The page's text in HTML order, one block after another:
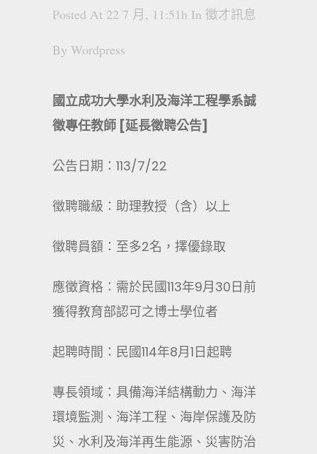
Posted At 22 7 月, 11:51h In 徵才訊息
By Wordpress
國立成功大學水利及海洋工程學系誠
徵專任教師 [延長徵聘公告]
公告日期：113/7/22
徵聘職級：助理教授（含）以上
徵聘員額：至多2名，擇優錄取
應徵資格：需於民國113年9月30日前
獲得教育部認可之博士學位者
起聘時間：民國114年8月1日起聘
專長領域：具備海洋結構動力、海洋
環境監測、海洋工程、海岸保護及防
災、水利及海洋再生能源、災害防治